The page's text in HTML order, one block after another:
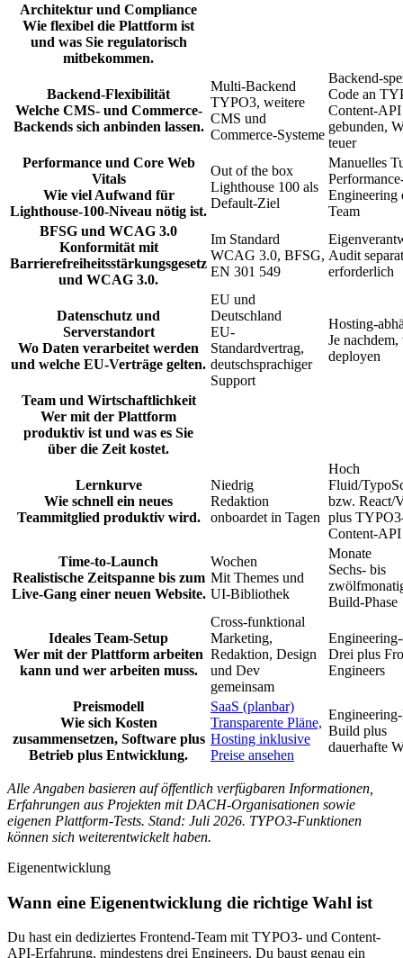
Architektur und Compliance
Wie flexibel die Plattform ist
und was Sie regulatorisch
mitbekommen.
Backend-Flexibilität
Welche CMS- und Commerce-
Backends sich anbinden lassen.
Multi-Backend
TYPO3, weitere
CMS und
Commerce-Systeme
Backend-
Code an
Content-API
gebunden,
teuer
Performance und Core Web
Vitals
Wie viel Aufwand für
Lighthouse-100-Niveau nötig ist.
Out of the box
Lighthouse 100 als
Default-Ziel
Manuelles
Engineering
Team
BFSG und WCAG 3.0
Konformität mit
Barrierefreiheitsstärkungsgesetz
und WCAG 3.0.
Im Standard
WCAG 3.0, BFSG,
EN 301 549
Audit separat
erforderlich
Datenschutz und
Serverstandort
Wo Daten verarbeitet werden
und welche EU-Verträge gelten.
EU und
Deutschland
EU-
Standardvertrag,
deutschsprachiger
Support
Hosting-
Je
deployen
Team und Wirtschaftlichkeit
Wer mit der Plattform
produktiv ist und was es Sie
über die Zeit kostet.
Lernkurve
Wie schnell ein neues
Teammitglied produktiv wird.
Niedrig
Redaktion
onboardet in Tagen
Hoch
Fluid/
bzw. React/
plus
Content-API
Time-to-Launch
Realistische Zeitspanne bis zum
Live-Gang einer neuen Website.
Wochen
Mit Themes und
UI-Bibliothek
Monate
Sechs- bis
Build-Phase
Ideales Team-Setup
Wer mit der Plattform arbeiten
kann und wer arbeiten muss.
Cross-funktional
Marketing,
Redaktion, Design
und Dev
gemeinsam
Drei plus
Engineers
Preismodell
Wie sich Kosten
zusammensetzen, Software plus
Betrieb plus Entwicklung.
SaaS (planbar)
Transparente Pläne,
Hosting inklusive
Preise ansehen
Build plus
dauerhafte
Alle Angaben basieren auf öffentlich verfügbaren Informationen,
Erfahrungen aus Projekten mit DACH-Organisationen sowie
eigenen Plattform-Tests. Stand: Juli 2026. TYPO3-Funktionen
können sich weiterentwickelt haben.
Eigenentwicklung
Wann eine Eigenentwicklung die richtige Wahl ist
Du hast ein dediziertes Frontend-Team mit TYPO3- und Content-
API-Erfahrung, mindestens drei Engineers. Du baust genau ein